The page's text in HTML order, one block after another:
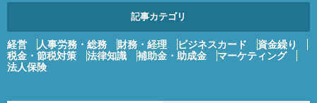
記事カテゴリ
経営 人事労務・総務 財務・経理 ビジネスカード
資金繰り
税金・節税対策
法律知識 補助金・助成金
マーケティング
法人保険